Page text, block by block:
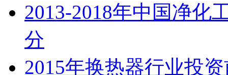
2013-2018年中国净化
分
2015年换热器行业投